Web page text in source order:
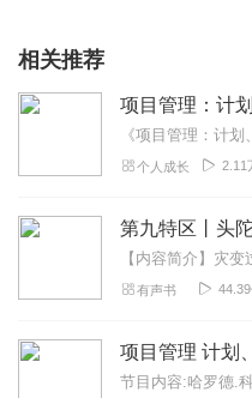
相关推荐
项目管理：计
个人成长 2.11
有声书
项目管理 计划